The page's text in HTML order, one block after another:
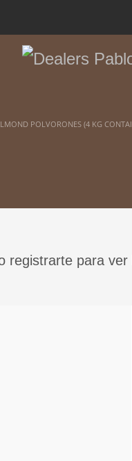
POLVORONES (4 KG
registrarte para